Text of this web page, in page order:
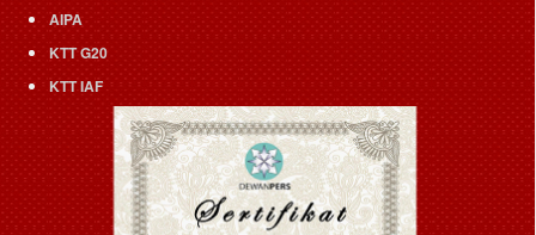
AIPA
KTT G20
KTT IAF